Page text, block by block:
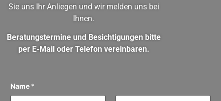
Sie uns Ihr Anliegen und wir melden uns bei
Ihnen.
Beratungstermine und Besichtigungen bitte
per E-Mail oder Telefon vereinbaren.
Name *